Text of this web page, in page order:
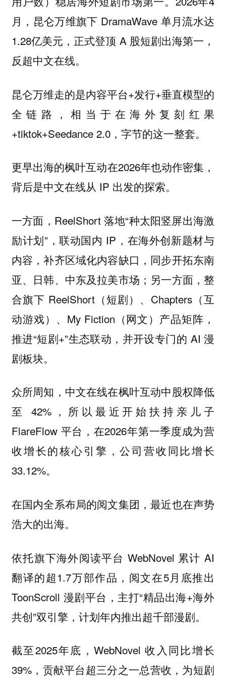
月，昆仑万维旗下 DramaWave 单月流水达
1.28亿美元，正式登顶 A 股短剧出海第一，
反超中文在线。
昆仑万维走的是内容平台+发行+垂直模型的
全链路，相当于在海外复刻红果
+tiktok+Seedance 2.0，字节的这一整套。
更早出海的枫叶互动在2026年也动作密集，
背后是中文在线从 IP 出发的探索。
一方面，ReelShort 落地“种太阳竖屏出海激
励计划”，联动国内 IP，在海外创新题材与
内容，补齐区域化内容缺口，同步开拓东南
亚、日韩、中东及拉美市场；另一方面，整
合旗下 ReelShort（短剧）、Chapters（互
动游戏）、My Fiction（网文）产品矩阵，
推进“短剧+”生态联动，并开设专门的 AI 漫
剧板块。
众所周知，中文在线在枫叶互动中股权降低
至 42%，所以最近开始扶持亲儿子
FlareFlow 平台，在2026年第一季度成为营
收增长的核心引擎，公司营收同比增长
33.12%。
在国内全系布局的阅文集团，最近也在声势
浩大的出海。
依托旗下海外阅读平台 WebNovel 累计 AI
翻译的超1.7万部作品，阅文在5月底推出
ToonScroll 漫剧平台，主打“精品出海+海外
共创”双引擎，计划年内推出超千部漫剧。
截至2025年底，WebNovel 收入同比增长
39%，贡献平台超三分之一总营收，为短剧